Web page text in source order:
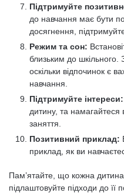
Підтримуйте
до навчання має бути
досягнення,
Режим та сон:
близьким до шкільного.
оскільки відпочинок є
навчання.
Підтримуйте інтереси:
дитину, та намагайтеся
заняття.
Позитивний приклад:
приклад, як ви
Пам’ятайте, що кожна дитина
підлаштовуйте підходи до її